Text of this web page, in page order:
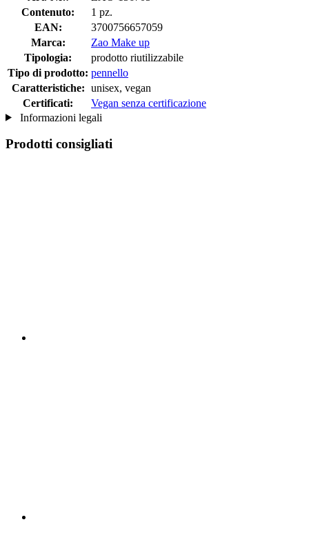
Contenuto:
1 pz.
EAN:
3700756657059
Marca:
Zao Make up
Tipologia:
prodotto riutilizzabile
Tipo di prodotto: pennello
Caratteristiche: unisex, vegan
Certificati:
Vegan senza certificazione
Informazioni legali
Prodotti consigliati